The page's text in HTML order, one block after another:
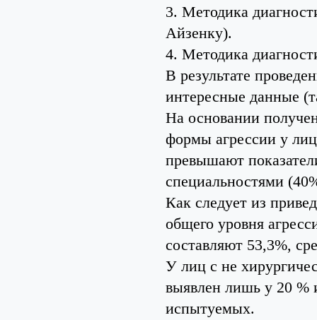
3. Методика
Айзенку).
4. Методика
В результате
интересные данные
На основании
формы агрессии у
превышают
специальностями
Как следует из
общего уровня
составляют 53,3%,
У лиц с не
выявлен лишь у 20 %
испытуемых.